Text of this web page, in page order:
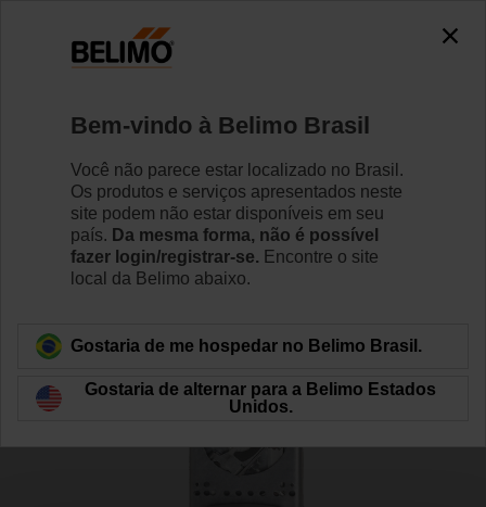
ZG-JSLA+AFXUP-S
Saiba Mais
Voltar para categoria de produto
Bem-vindo à Belimo Brasil
Você não parece estar localizado no Brasil.
Os produtos e serviços apresentados neste
site podem não estar disponíveis em seu
país. Da mesma forma, não é possível
fazer login/registrar-se. Encontre o site
local da Belimo abaixo.
Gostaria de me hospedar no Belimo Brasil.
Gostaria de alternar para a Belimo Estados
Unidos.